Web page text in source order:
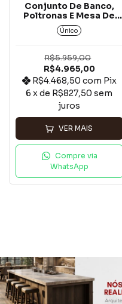
Conjunto De Banco,
Poltronas E Mesa De
Centro - Modelo: Texas
Em Alumínio Com
Único
R$5.959,00
R$4.965,00
R$4.468,50 com Pix
6 x de R$827,50 sem
juros
VER MAIS
Compre via
WhatsApp